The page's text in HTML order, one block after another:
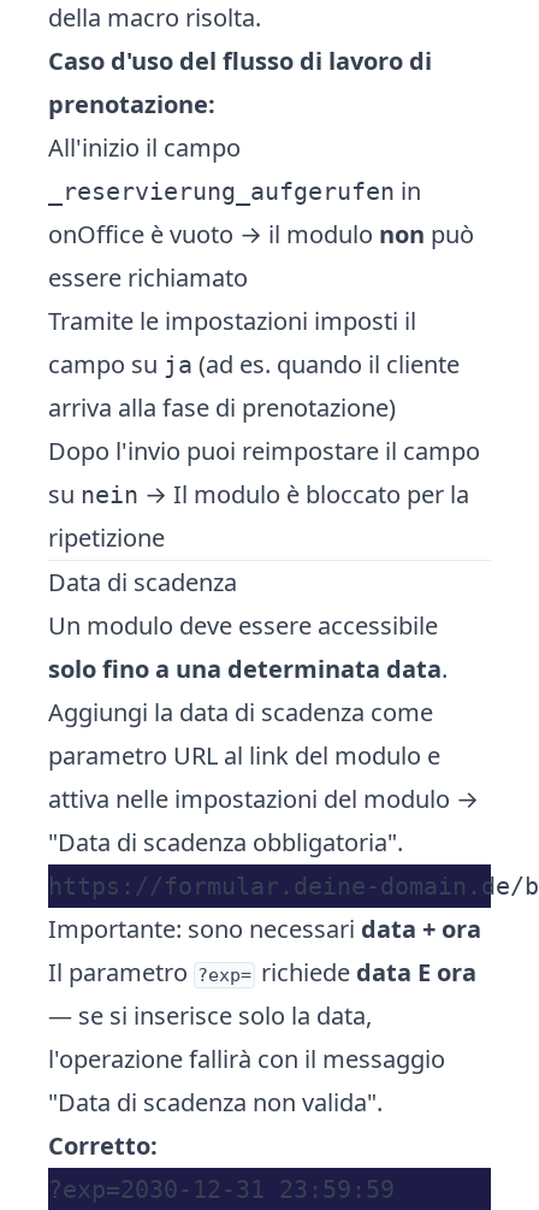
della macro risolta.
Caso d'uso del flusso di lavoro di
prenotazione:
All'inizio il campo
_reservierung_aufgerufen in
onOffice è vuoto → il modulo non può
essere richiamato
Tramite le impostazioni imposti il
campo su ja (ad es. quando il cliente
arriva alla fase di prenotazione)
Dopo l'invio puoi reimpostare il campo
su nein → Il modulo è bloccato per la
ripetizione
Data di scadenza
Un modulo deve essere accessibile
solo fino a una determinata data.
Aggiungi la data di scadenza come
parametro URL al link del modulo e
attiva nelle impostazioni del modulo →
"Data di scadenza obbligatoria".
Importante: sono necessari data + ora
Il parametro ?exp= richiede data E ora
— se si inserisce solo la data,
l'operazione fallirà con il messaggio
"Data di scadenza non valida".
Corretto: